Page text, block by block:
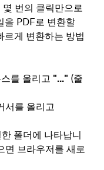
번의 클릭만으로
을 PDF로 변환할
르게 변환하는 방법
를 올리고 "..." (줄
서를 올리고
폴더에 나타납니
면 브라우저를 새로